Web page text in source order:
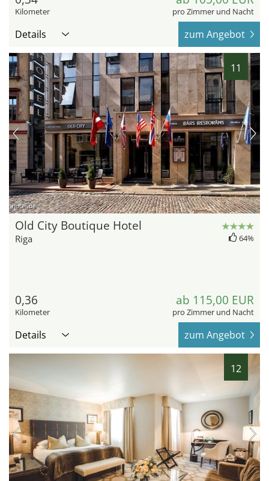
Kilometer pro Zimmer und Nacht
Details zum Angebot
11
hotel.de
Old City Boutique Hotel
Riga 64%
0,36
Kilometer
ab 115,00 EUR
pro Zimmer und Nacht
Details zum Angebot
12